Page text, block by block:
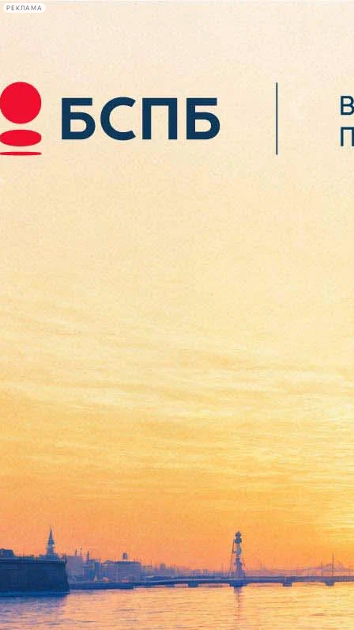
РЕКЛАМА
Сегодня:
2026.08.07
05:33
Афиша Plus